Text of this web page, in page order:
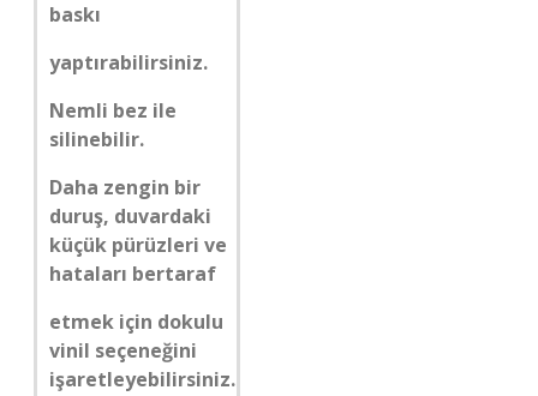
baskı
yaptırabilirsiniz.
Nemli bez ile
silinebilir.
Daha zengin bir
duruş, duvardaki
küçük pürüzleri ve
hataları bertaraf
etmek için dokulu
vinil seçeneğini
işaretleyebilirsiniz.